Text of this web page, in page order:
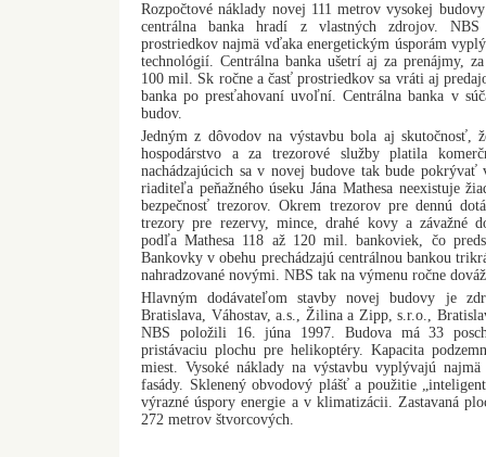
Rozpočtové náklady novej 111 metrov vysokej
centrálna banka hradí z vlastných zdrojov.
prostriedkov najmä vďaka energetickým úsporám
technológií. Centrálna banka ušetrí aj za prenájmy,
100 mil. Sk ročne a časť prostriedkov sa vráti aj
banka po presťahovaní uvoľní. Centrálna banka v
budov.
Jedným z dôvodov na výstavbu bola aj skutočnosť,
hospodárstvo a za trezorové služby platila
nachádzajúcich sa v novej budove tak bude pokrývať
riaditeľa peňažného úseku Jána Mathesa neexistuje
bezpečnosť trezorov. Okrem trezorov pre dennú
trezory pre rezervy, mince, drahé kovy a závažné
podľa Mathesa 118 až 120 mil. bankoviek, čo
Bankovky v obehu prechádzajú centrálnou bankou
nahradzované novými. NBS tak na výmenu ročne
Hlavným dodávateľom stavby novej budovy je
Bratislava, Váhostav, a.s., Žilina a Zipp, s.r.o.,
NBS položili 16. júna 1997. Budova má 33
pristávaciu plochu pre helikoptéry. Kapacita
miest. Vysoké náklady na výstavbu vyplývajú
fasády. Sklenený obvodový plášť a použitie
výrazné úspory energie a v klimatizácii. Zastavaná
272 metrov štvorcových.